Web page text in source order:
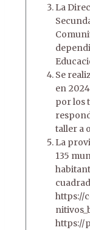
La
Se
en
por los
taller a
La
135
https://
https://